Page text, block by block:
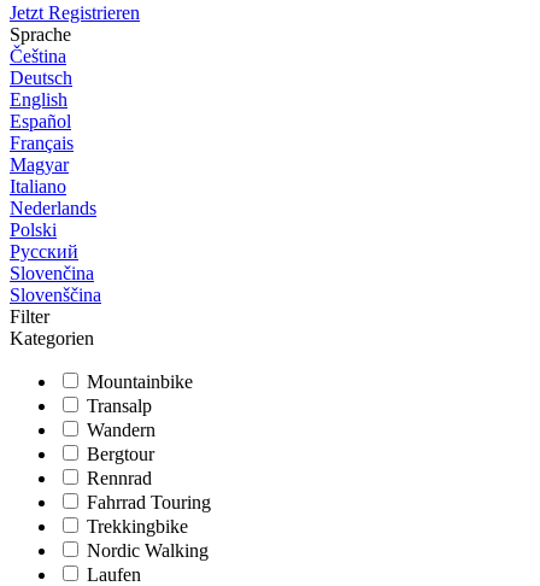
Jetzt Registrieren
Sprache
Čeština
Deutsch
English
Español
Français
Magyar
Italiano
Nederlands
Polski
Русский
Slovenčina
Slovenščina
Filter
Kategorien
Mountainbike
Transalp
Wandern
Bergtour
Rennrad
Fahrrad Touring
Trekkingbike
Nordic Walking
Laufen